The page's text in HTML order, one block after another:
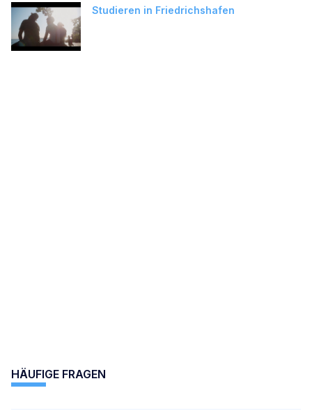
Studieren in Friedrichshafen
HÄUFIGE FRAGEN